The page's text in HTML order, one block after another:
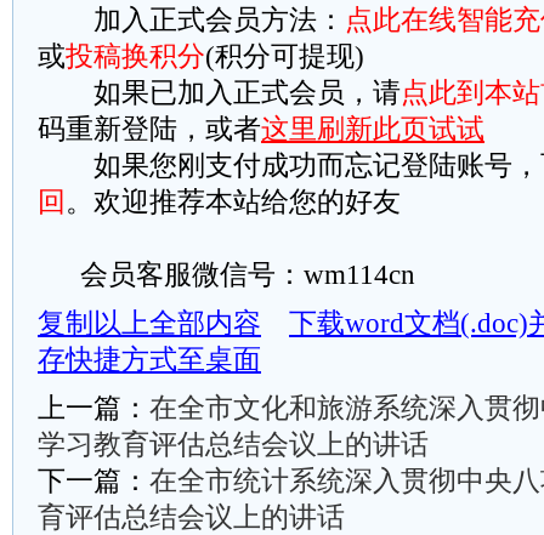
加入正式会员方法： 点此在线智能
或投稿换积分(积分可提现)
如果已加入正式会员，请点此到本
码重新登陆，或者这里刷新此页试试
如果您刚支付成功而忘记登陆账号，
回 。欢迎推荐本站给您的好友
会员客服微信号：wm114cn
复制以上全部内容
下载word文档(.doc)
存快捷方式至桌面
上一篇： 在全市文化和旅游系统深入贯
学习教育评估总结会议上的讲话
下一篇： 在全市统计系统深入贯彻中央
育评估总结会议上的讲话